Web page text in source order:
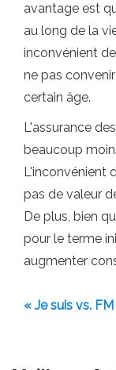
avantage est
au long de la
inconvénient
ne pas
certain âge.
L'assurance
beaucoup
L'inconvénient
pas de valeur
De plus, bien
pour le terme
augmenter
« Je suis vs. FM